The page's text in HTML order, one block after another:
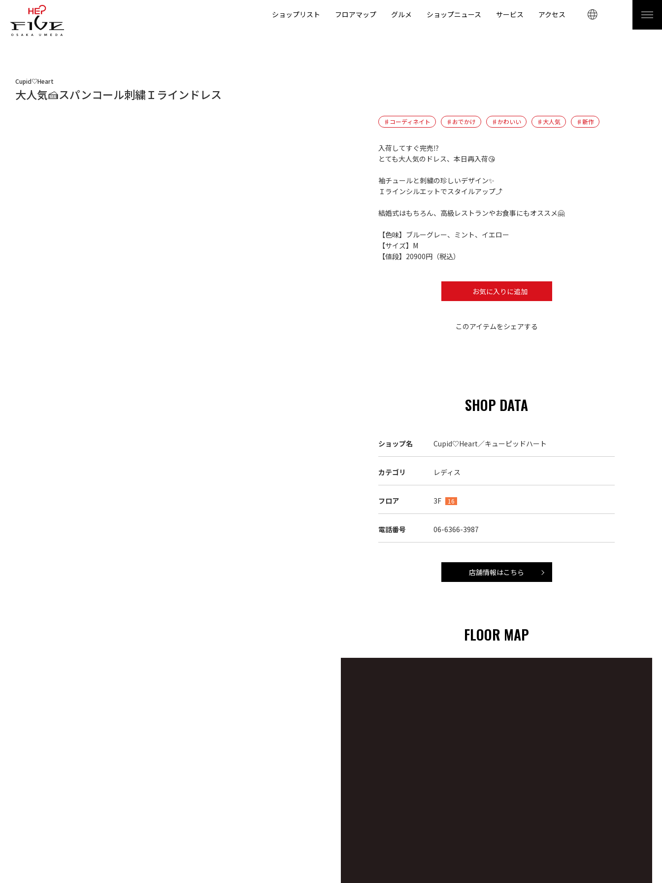
ショップリスト フロアマップ グルメ ショップニュース サービス アクセス
Cupid♡Heart
大人気🍰スパンコール刺繍Ｉラインドレス
♯コーディネイト ♯おでかけ ♯かわいい ♯大人気 ♯新作
入荷してすぐ完売⁉️
とても大人気のドレス、本日再入荷😘
袖チュールと刺繍の珍しいデザイン✨
Ｉラインシルエットでスタイルアップ⤴️
結婚式はもちろん、高級レストランやお食事にもオススメ🤗
【色味】ブルーグレー、ミント、イエロー
【サイズ】M
【値段】20900円（税込）
お気に入りに追加
このアイテムをシェアする
SHOP DATA
ショップ名 Cupid♡Heart／キューピッドハート
カテゴリ レディス
フロア 16
電話番号
店舗情報はこちら
FLOOR MAP